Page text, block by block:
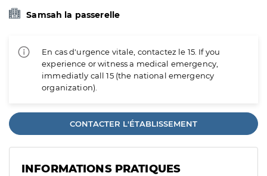
Samsah la passerelle
En cas d'urgence vitale, contactez le 15. If you
experience or witness a medical emergency,
immediatly call 15 (the national emergency
organization).
CONTACTER L'ÉTABLISSEMENT
INFORMATIONS PRATIQUES